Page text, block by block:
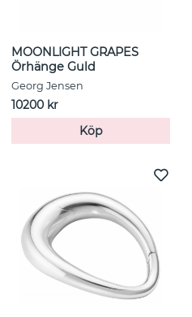
MOONLIGHT GRAPES
Örhänge Guld
Georg Jensen
10200 kr
Köp